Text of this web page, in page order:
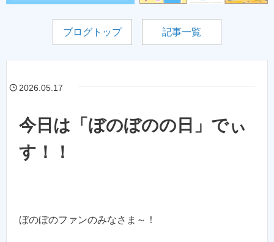
ブログトップ 記事一覧
2026.05.17
今日は「ぼのぼのの日」でぃ
す！！
ぼのぼのファンのみなさま～！